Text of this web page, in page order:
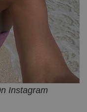
Instagram